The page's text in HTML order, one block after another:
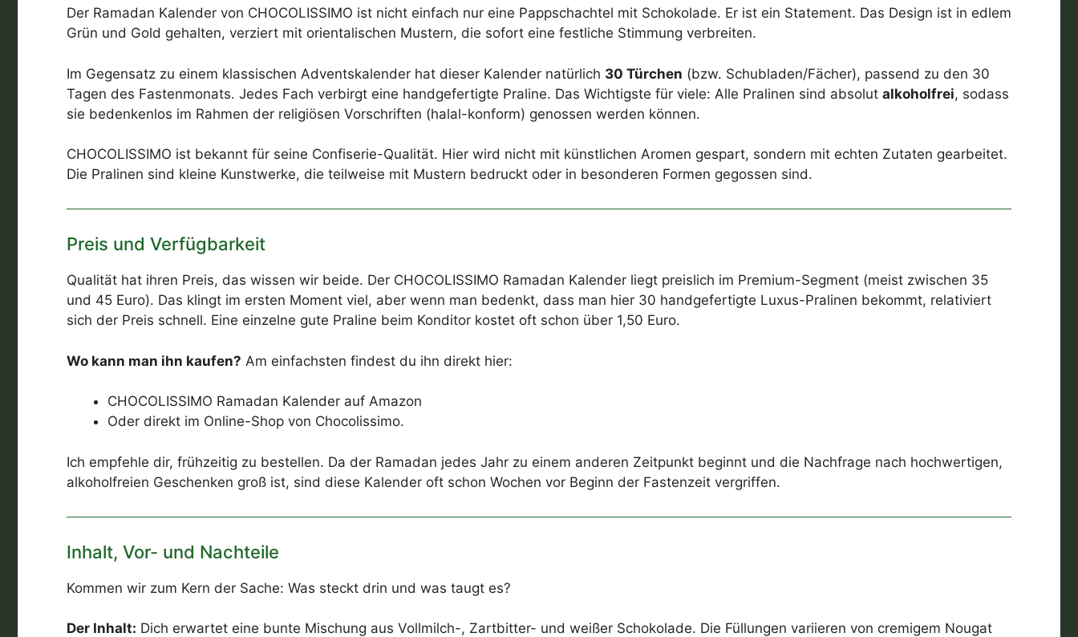
Der Ramadan Kalender von CHOCOLISSIMO ist nicht einfach nur eine Pappschachtel mit Schokolade. Er ist ein Statement. Das Design ist in edlem
Grün und Gold gehalten, verziert mit orientalischen Mustern, die sofort eine festliche Stimmung verbreiten.
Im Gegensatz zu einem klassischen Adventskalender hat dieser Kalender natürlich 30 Türchen (bzw. Schubladen/Fächer), passend zu den 30
Tagen des Fastenmonats. Jedes Fach verbirgt eine handgefertigte Praline. Das Wichtigste für viele: Alle Pralinen sind absolut alkoholfrei, sodass
sie bedenkenlos im Rahmen der religiösen Vorschriften (halal-konform) genossen werden können.
CHOCOLISSIMO ist bekannt für seine Confiserie-Qualität. Hier wird nicht mit künstlichen Aromen gespart, sondern mit echten Zutaten gearbeitet.
Die Pralinen sind kleine Kunstwerke, die teilweise mit Mustern bedruckt oder in besonderen Formen gegossen sind.
Preis und Verfügbarkeit
Qualität hat ihren Preis, das wissen wir beide. Der CHOCOLISSIMO Ramadan Kalender liegt preislich im Premium-Segment (meist zwischen 35
und 45 Euro). Das klingt im ersten Moment viel, aber wenn man bedenkt, dass man hier 30 handgefertigte Luxus-Pralinen bekommt, relativiert
sich der Preis schnell. Eine einzelne gute Praline beim Konditor kostet oft schon über 1,50 Euro.
Wo kann man ihn kaufen? Am einfachsten findest du ihn direkt hier:
CHOCOLISSIMO Ramadan Kalender auf Amazon
Oder direkt im Online-Shop von Chocolissimo.
Ich empfehle dir, frühzeitig zu bestellen. Da der Ramadan jedes Jahr zu einem anderen Zeitpunkt beginnt und die Nachfrage nach hochwertigen,
alkoholfreien Geschenken groß ist, sind diese Kalender oft schon Wochen vor Beginn der Fastenzeit vergriffen.
Inhalt, Vor- und Nachteile
Kommen wir zum Kern der Sache: Was steckt drin und was taugt es?
Der Inhalt: Dich erwartet eine bunte Mischung aus Vollmilch-, Zartbitter- und weißer Schokolade. Die Füllungen variieren von cremigem Nougat